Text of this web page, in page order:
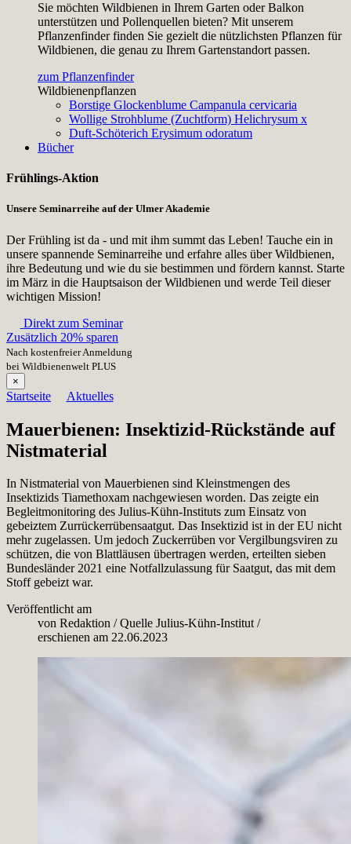
Sie möchten Wildbienen in Ihrem Garten oder Balkon
unterstützen und Pollenquellen bieten? Mit unserem
Pflanzenfinder finden Sie gezielt die nützlichsten Pflanzen für
Wildbienen, die genau zu Ihrem Gartenstandort passen.
zum Pflanzenfinder
Wildbienenpflanzen
Borstige Glockenblume Campanula cervicaria
Wollige Strohblume (Zuchtform) Helichrysum x
Duft-Schöterich Erysimum odoratum
Bücher
Frühlings-Aktion
Unsere Seminarreihe auf der Ulmer Akademie
Der Frühling ist da - und mit ihm summt das Leben! Tauche ein in
unsere spannende Seminarreihe und erfahre alles über Wildbienen,
ihre Bedeutung und wie du sie bestimmen und fördern kannst. Starte
im März in die Hauptsaison der Wildbienen und werde Teil dieser
wichtigen Mission!
Direkt zum Seminar
Zusätzlich 20% sparen
Nach kostenfreier Anmeldung
bei Wildbienenwelt PLUS
×
Startseite Aktuelles
Mauerbienen: Insektizid-Rückstände auf
Nistmaterial
In Nistmaterial von Mauerbienen sind Kleinstmengen des
Insektizids Tiamethoxam nachgewiesen worden. Das zeigte ein
Begleitmonitoring des Julius-Kühn-Instituts zum Einsatz von
gebeiztem Zurrückerrübensaatgut. Das Insektizid ist in der EU nicht
mehr zugelassen. Um jedoch Zuckerrüben vor Vergilbungsviren zu
schützen, die von Blattläusen übertragen werden, erteilten sieben
Bundesländer 2021 eine Notfallzulassung für Saatgut, das mit dem
Stoff gebeizt war.
Veröffentlicht am
von Redaktion / Quelle Julius-Kühn-Institut/
erschienen am 22.06.2023